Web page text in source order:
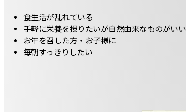
食生活が乱れている
手軽に栄養を摂りたいが自然由来なものがいい
お年を召した方・お子様に
毎朝すっきりしたい